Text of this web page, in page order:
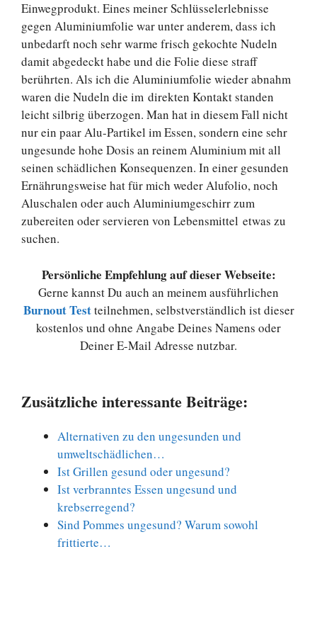
Einwegprodukt. Eines meiner Schlüsselerlebnisse
gegen Aluminiumfolie war unter anderem, dass ich
unbedarft noch sehr warme frisch gekochte Nudeln
damit abgedeckt habe und die Folie diese straff
berührten. Als ich die Aluminiumfolie wieder abnahm
waren die Nudeln die im direkten Kontakt standen
leicht silbrig überzogen. Man hat in diesem Fall nicht
nur ein paar Alu-Partikel im Essen, sondern eine sehr
ungesunde hohe Dosis an reinem Aluminium mit all
seinen schädlichen Konsequenzen. In einer gesunden
Ernährungsweise hat für mich weder Alufolio, noch
Aluschalen oder auch Aluminiumgeschirr zum
zubereiten oder servieren von Lebensmittel etwas zu
suchen.
Persönliche Empfehlung auf dieser Webseite:
Gerne kannst Du auch an meinem ausführlichen
Burnout Testteilnehmen, selbstverständlich ist dieser
kostenlos und ohne Angabe Deines Namens oder
Deiner E-Mail Adresse nutzbar.
Zusätzliche interessante Beiträge:
Alternativen zu den ungesunden und
umweltschädlichen…
Ist Grillen gesund oder ungesund?
Ist verbranntes Essen ungesund und
krebserregend?
Sind Pommes ungesund? Warum sowohl
frittierte…